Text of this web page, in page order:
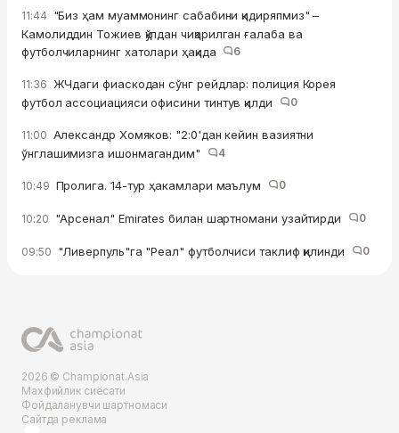
11:44 "Биз ҳам муаммонинг сабабини қидиряпмиз" –
Камолиддин Тожиев қўлдан чиқарилган ғалаба ва
футболчиларнинг хатолари ҳақида
6
11:36 ЖЧдаги фиаскодан сўнг рейдлар: полиция Корея
футбол ассоциацияси офисини тинтув қилди
0
11:00 Александр Хомяков: "2:0'дан кейин вазиятни
ўнглашимизга ишонмагандим"
4
10:49 Пролига. 14-тур ҳакамлари маълум 0
10:20 "Арсенал" Emirates билан шартномани узайтирди 0
09:50 "Ливерпуль"га "Реал" футболчиси таклиф қилинди 0
2026 © Championat.Asia
Махфийлик сиёсати
Фойдаланувчи шартномаси
Сайтда реклама